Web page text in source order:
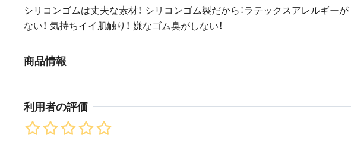
シリコンゴムは丈夫な素材！ シリコンゴム製だから：ラテックスアレルギーが
ない！ 気持ちイイ肌触り！ 嫌なゴム臭がしない！
商品情報
利用者の評価